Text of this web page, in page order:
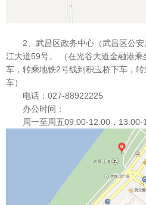
2、武昌区政务中心（武昌区公
江大道59号。 （在光谷大道金融港
车，转乘地铁2号线到积玉桥下车，
车）
电话：027-88922225
办公时间：
周一至周五09:00-12:00，13:00-